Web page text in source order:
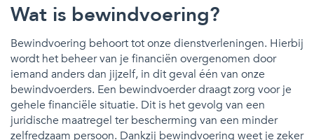
Wat is bewindvoering?
Bewindvoering behoort tot onze dienstverleningen. Hierbij
wordt het beheer van je financiën overgenomen door
iemand anders dan jijzelf, in dit geval één van onze
bewindvoerders. Een bewindvoerder draagt zorg voor je
gehele financiële situatie. Dit is het gevolg van een
juridische maatregel ter bescherming van een minder
zelfredzaam persoon. Dankzij bewindvoering weet je zeker